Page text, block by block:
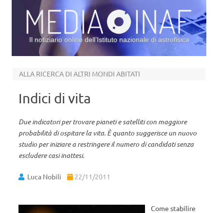
Il notiziario online dell’Istituto nazionale di astrofisica
ALLA RICERCA DI ALTRI MONDI ABITATI
Indici di vita
Due indicatori per trovare pianeti e satelliti con maggiore
probabilità di ospitare la vita. È quanto suggerisce un nuovo
studio per iniziare a restringere il numero di candidati senza
escludere casi inattesi.
Luca Nobili 22/11/2011
Come stabilire